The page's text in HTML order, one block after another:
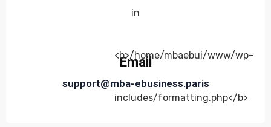
Email
support@mba-ebusiness.paris